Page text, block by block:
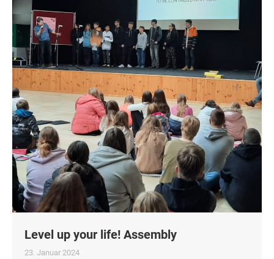
Level up your life! Assembly
23. Januar 2024